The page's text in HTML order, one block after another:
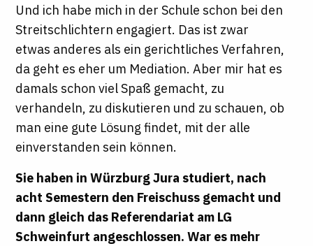
Und ich habe mich in der Schule schon bei den
Streitschlichtern engagiert. Das ist zwar
etwas anderes als ein gerichtliches Verfahren,
da geht es eher um Mediation. Aber mir hat es
damals schon viel Spaß gemacht, zu
verhandeln, zu diskutieren und zu schauen, ob
man eine gute Lösung findet, mit der alle
einverstanden sein können.
Sie haben in Würzburg Jura studiert, nach
acht Semestern den Freischuss gemacht und
dann gleich das Referendariat am LG
Schweinfurt angeschlossen. War es mehr